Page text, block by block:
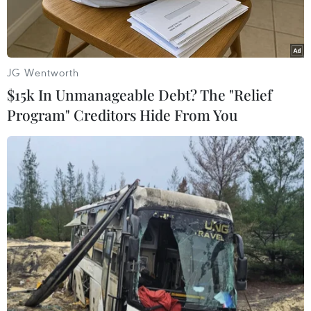
sống.
Bí thư Thành ủy Hà Nội Đinh Tiến Dũng kiểm tra công tác
phòng, chống dịch COVID-19 trên địa bàn quận Đống Đa.
(Ảnh: TTXVN)
Nhìn tổng thể trên bản đồ phòng, chống dịch
JG Wentworth
$15k In Unmanageable Debt? The "Relief
Program" Creditors Hide From You